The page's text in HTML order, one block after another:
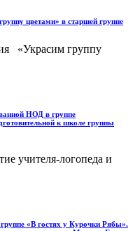
цветами» в старшей группе
«Украсим группу
НОД в группе
к школе группы
учителя-логопеда и
«В гостях у Курочки Рябы».